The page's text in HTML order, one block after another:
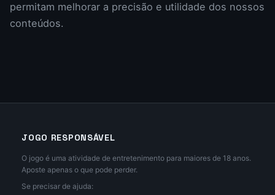
permitam melhorar a precisão e utilidade dos nossos
conteúdos.
JOGO RESPONSÁVEL
O jogo é uma atividade de entretenimento para maiores de 18 anos.
Aposte apenas o que pode perder.
Se precisar de ajuda: